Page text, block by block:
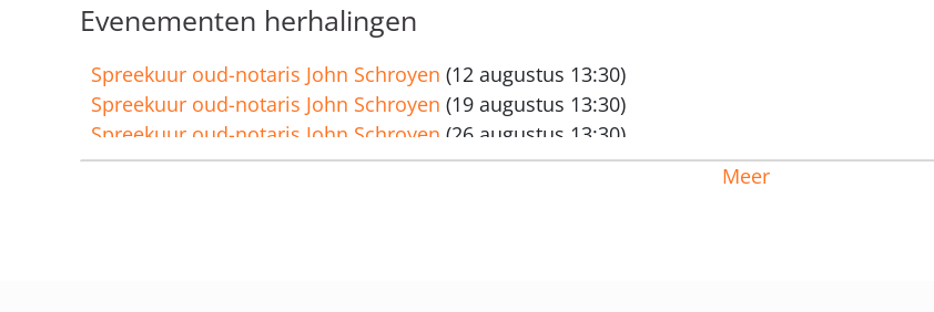
Evenementen herhalingen
Spreekuur oud-notaris John Schroyen (12 augustus 13:30)
Spreekuur oud-notaris John Schroyen (19 augustus 13:30)
Spreekuur oud-notaris John Schroyen (26 augustus 13:30)
Spreekuur oud-notaris John Schroyen(02 september 13:30)
Meer